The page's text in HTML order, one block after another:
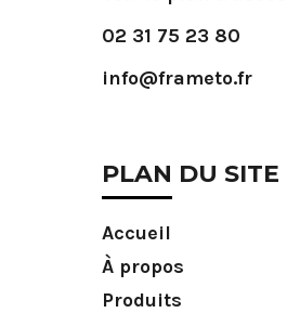
02 31 75 23 80
info@frameto.fr
PLAN DU SITE
Accueil
À propos
Produits